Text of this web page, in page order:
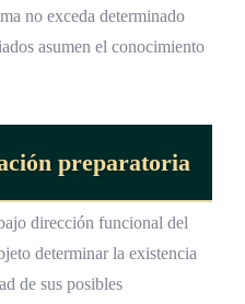
no exceda determinado
asumen el conocimiento
preparatoria
dirección funcional del
determinar la existencia
de sus posibles